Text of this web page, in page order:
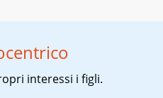
interessi i figli.